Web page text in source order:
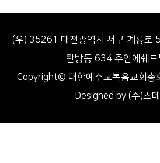
(우) 35261 대전광역시 서구 계룡로
탄방동 634 주안에쉐
Copyright© 대한예수교복음교회총
Designed by (주)스